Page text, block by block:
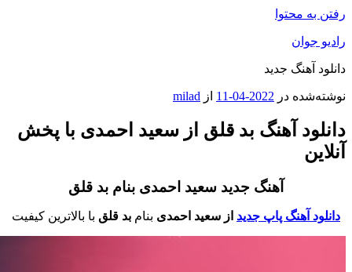
به محتوا
جوان
آهنگ جدید
در 2022-04-11 ازmilad
آهنگ بد قلق از سعید احمدی با پخش
آهنگ جدید سعید احمدی بنام بد قلق
دانلود آهنگ پاپ جدیداز سعید احمدیبنامبد قلقبا بالاترین کیفیت